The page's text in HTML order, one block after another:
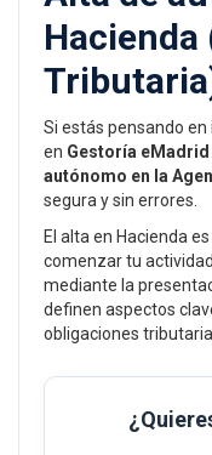
Hacienda
Si estás pensando
en Gestoría eMadrid
autónomo en la
segura y sin errores.
El alta en Hacienda
comenzar tu
mediante la
definen aspectos
obligaciones